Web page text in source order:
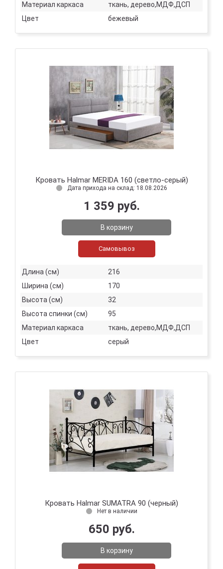
Материал каркаса
ткань, дерево,МДФ,ДСП
Цвет
бежевый
Кровать Halmar MERIDA 160 (светло-серый)
Дата прихода на склад: 18.08.2026
1 359 руб.
В корзину
Самовывоз
Длина (см)
216
Ширина (см)
170
Высота (см)
32
Высота спинки (см)
95
Материал каркаса
ткань, дерево,МДФ,ДСП
Цвет
серый
Кровать Halmar SUMATRA 90 (черный)
Нет в наличии
650 руб.
В корзину